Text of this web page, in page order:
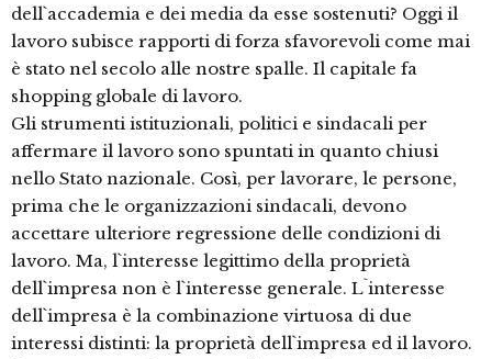
dell`accademia e dei media da esse sostenuti? Oggi il
lavoro subisce rapporti di forza sfavorevoli come mai
è stato nel secolo alle nostre spalle. Il capitale fa
shopping globale di lavoro.
Gli strumenti istituzionali, politici e sindacali per
affermare il lavoro sono spuntati in quanto chiusi
nello Stato nazionale. Così, per lavorare, le persone,
prima che le organizzazioni sindacali, devono
accettare ulteriore regressione delle condizioni di
lavoro. Ma, l`interesse legittimo della proprietà
dell`impresa non è l`interesse generale. L`interesse
dell`impresa è la combinazione virtuosa di due
interessi distinti: la proprietà dell`impresa ed il lavoro.